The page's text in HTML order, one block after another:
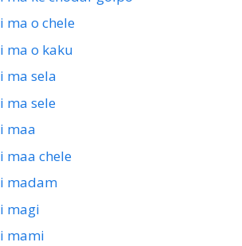
ma o chele
ma o kaku
ma sela
ma sele
maa
maa chele
madam
magi
mami